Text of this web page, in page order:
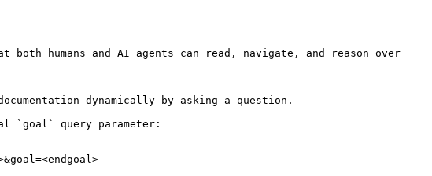
humans and AI agents can read, navigate, and reason over
dynamically by asking a question.
`goal` query parameter: